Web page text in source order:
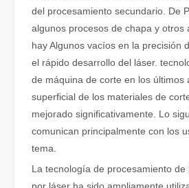
El corte por láser de láminas de metal es un método de corte muy utilizado.
El corte por láser de láminas de
del procesamiento secundario. De
algunos procesos de chapa y otros
hay Algunos vacíos en la precisión
el rápido desarrollo del láser.
de máquina de corte en los últimos
superficial de los materiales de
mejorado significativamente. Lo
comunican principalmente con los
tema.
La tecnología de procesamiento de